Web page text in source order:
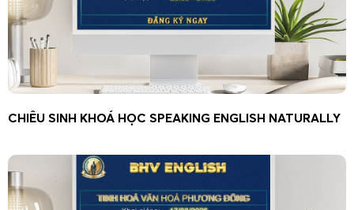
CHIÊU SINH KHOÁ HỌC SPEAKING ENGLISH NATURALLY